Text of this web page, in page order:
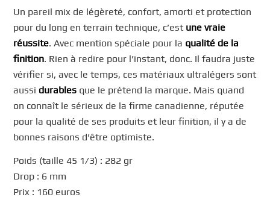
Un pareil mix de légèreté, confort, amorti et protection
pour du long en terrain technique, c’est une vraie
réussite. Avec mention spéciale pour la qualité de la
finition. Rien à redire pour l’instant, donc. Il faudra juste
vérifier si, avec le temps, ces matériaux ultralégers sont
aussi durables que le prétend la marque. Mais quand
on connaît le sérieux de la firme canadienne, réputée
pour la qualité de ses produits et leur finition, il y a de
bonnes raisons d’être optimiste.
Poids (taille 45 1/3) : 282 gr
Drop : 6 mm
Prix : 160 euros